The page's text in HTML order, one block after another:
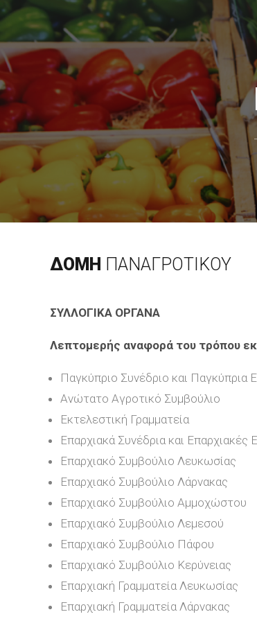
ΔΟΜΗ ΠΑΝΑΓΡΟΤΙΚΟΥ
ΣΥΛΛΟΓΙΚΑ ΟΡΓΑΝΑ
Λεπτομερής αναφορά του τρόπου
Παγκύπριο Συνέδριο και Παγκύπρια
Ανώτατο Αγροτικό Συμβούλιο
Εκτελεστική Γραμματεία
Επαρχιακά Συνέδρια και Επαρχιακές
Επαρχιακό Συμβούλιο Λευκωσίας
Επαρχιακό Συμβούλιο Λάρνακας
Επαρχιακό Συμβούλιο Αμμοχώστου
Επαρχιακό Συμβούλιο Λεμεσού
Επαρχιακό Συμβούλιο Πάφου
Επαρχιακό Συμβούλιο Κερύνειας
Επαρχιακή Γραμματεία Λευκωσίας
Επαρχιακή Γραμματεία Λάρνακας